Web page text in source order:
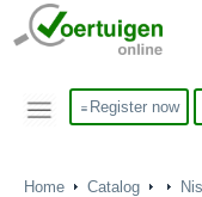
Register now
Home Catalog